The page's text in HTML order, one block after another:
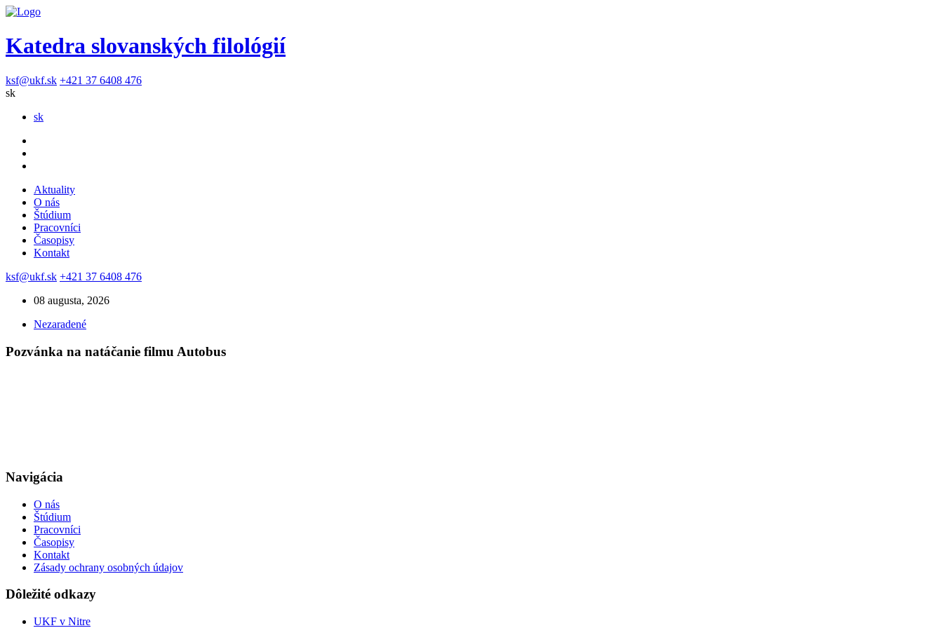
Katedra slovanských filológií
ksf@ukf.sk +421 37 6408 476
sk
sk
Aktuality
O nás
Štúdium
Pracovníci
Časopisy
Kontakt
ksf@ukf.sk +421 37 6408 476
08 augusta, 2026
Nezaradené
Pozvánka na natáčanie filmu Autobus
Navigácia
O nás
Štúdium
Pracovníci
Časopisy
Kontakt
Zásady ochrany osobných údajov
Dôležité odkazy
UKF v Nitre